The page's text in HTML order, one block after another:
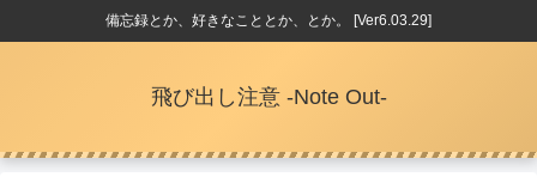
備忘録とか、好きなこととか、とか。 [Ver6.03.29]
飛び出し注意 -Note Out-